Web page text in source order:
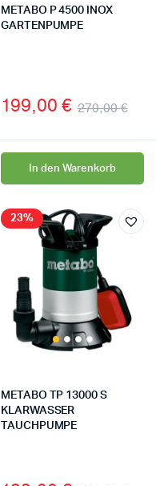
METABO P 4500 INOX
GARTENPUMPE
270,00€
199,00 €
In den Warenkorb
23%
METABO TP 13000 S
KLARWASSER
TAUCHPUMPE